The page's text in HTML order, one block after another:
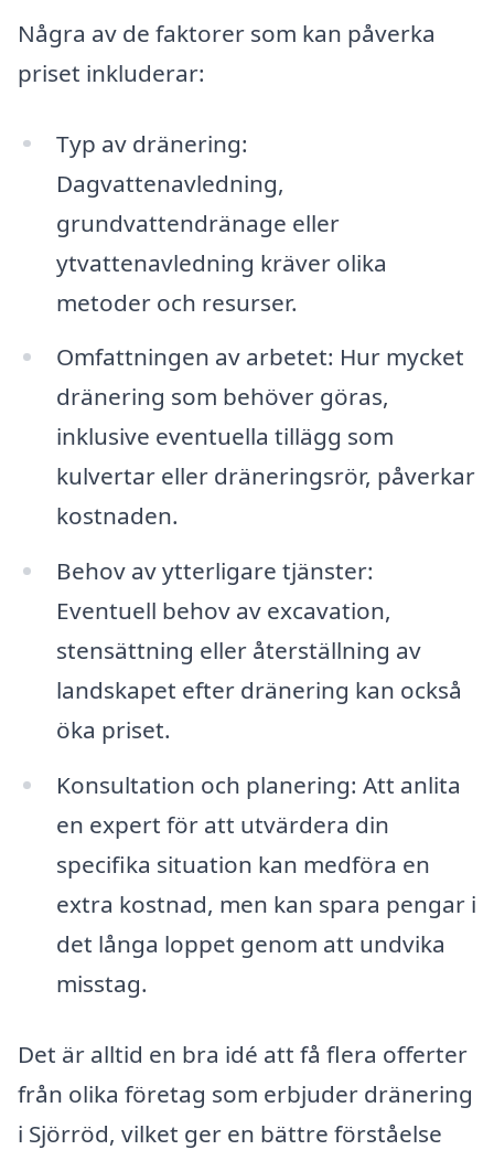
Några av de faktorer som kan påverka
priset inkluderar:
Typ av dränering:
Dagvattenavledning,
grundvattendränage eller
ytvattenavledning kräver olika
metoder och resurser.
Omfattningen av arbetet: Hur mycket
dränering som behöver göras,
inklusive eventuella tillägg som
kulvertar eller dräneringsrör, påverkar
kostnaden.
Behov av ytterligare tjänster:
Eventuell behov av excavation,
stensättning eller återställning av
landskapet efter dränering kan också
öka priset.
Konsultation och planering: Att anlita
en expert för att utvärdera din
specifika situation kan medföra en
extra kostnad, men kan spara pengar i
det långa loppet genom att undvika
misstag.
Det är alltid en bra idé att få flera offerter
från olika företag som erbjuder dränering
i Sjörröd, vilket ger en bättre förståelse